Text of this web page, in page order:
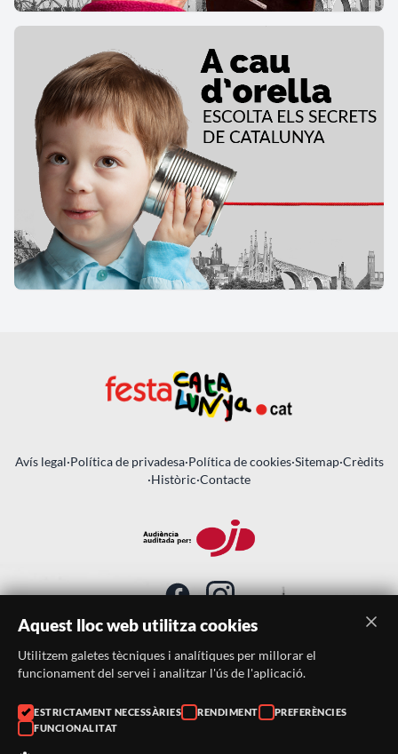
Avís legal·Política de privadesa·Política de cookies·Sitemap·Crèdits
·Històric·Contacte
SUBSCRIU-TE AL BUTLLETÍ
Telèfon: 938046359
Correu:
Aquest lloc web utilitza cookies
Utilitzem galetes tècniques i analítiques per millorar el
funcionament del servei i analitzar l'ús de l'aplicació.
ESTRICTAMENT NECESSÀRIES RENDIMENT
PREFERÈNCIES
FUNCIONALITAT